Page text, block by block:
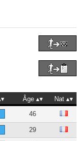
Âge
Nat
46
29